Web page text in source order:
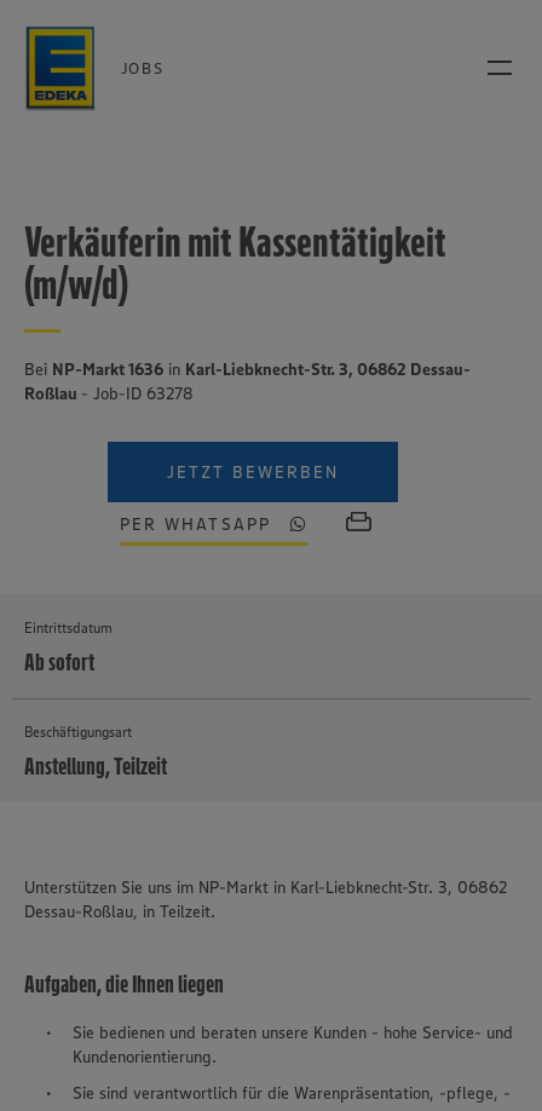
JOBS
Verkäuferin mit Kassentätigkeit
(m/w/d)
Bei NP-Markt 1636 in Karl-Liebknecht-Str. 3, 06862 Dessau-
Roßlau - Job-ID 63278
JETZT BEWERBEN
PER WHATSAPP
Eintrittsdatum
Ab sofort
Beschäftigungsart
Anstellung, Teilzeit
Unterstützen Sie uns im NP-Markt in Karl-Liebknecht-Str. 3, 06862
Dessau-Roßlau, in Teilzeit.
Aufgaben, die Ihnen liegen
Sie bedienen und beraten unsere Kunden - hohe Service- und
Kundenorientierung.
Sie sind verantwortlich für die Warenpräsentation, -pflege, -